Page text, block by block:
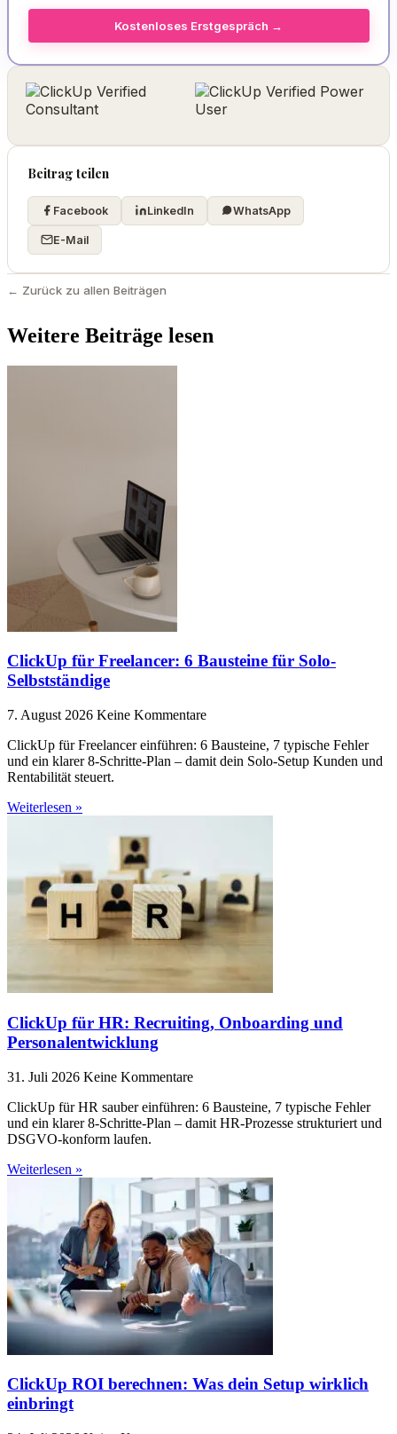
Kostenloses Erstgespräch →
Beitrag teilen
Facebook LinkedIn WhatsApp
E-Mail
← Zurück zu allen Beiträgen
Weitere Beiträge lesen
ClickUp für Freelancer: 6 Bausteine für Solo-
Selbstständige
7. August 2026 Keine Kommentare
ClickUp für Freelancer einführen: 6 Bausteine, 7 typische Fehler
und ein klarer 8-Schritte-Plan – damit dein Solo-Setup Kunden und
Rentabilität steuert.
Weiterlesen »
ClickUp für HR: Recruiting, Onboarding und
Personalentwicklung
31. Juli 2026 Keine Kommentare
ClickUp für HR sauber einführen: 6 Bausteine, 7 typische Fehler
und ein klarer 8-Schritte-Plan – damit HR-Prozesse strukturiert und
DSGVO-konform laufen.
Weiterlesen »
ClickUp ROI berechnen: Was dein Setup wirklich
einbringt